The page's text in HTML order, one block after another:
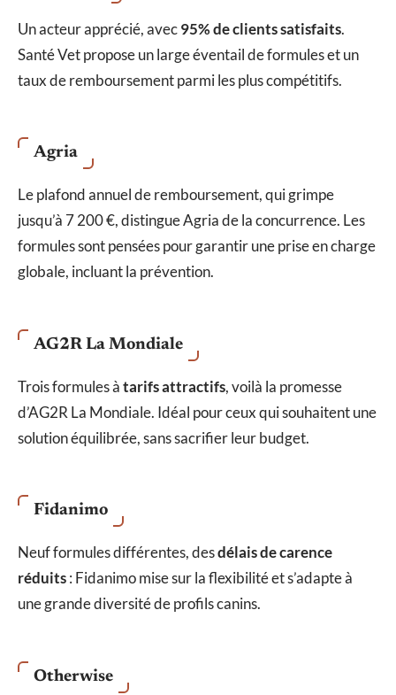
Un acteur apprécié, avec95% de clients satisfaits.
Santé Vet propose un large éventail de formules et un
taux de remboursement parmi les plus compétitifs.
Agria
Le plafond annuel de remboursement, qui grimpe
jusqu’à 7 200 €, distingue Agria de la concurrence. Les
formules sont pensées pour garantir une prise en charge
globale, incluant la prévention.
AG2R La Mondiale
Trois formules àtarifs attractifs, voilà la promesse
d’AG2R La Mondiale. Idéal pour ceux qui souhaitent une
solution équilibrée, sans sacrifier leur budget.
Fidanimo
Neuf formules différentes, desdélais de carence
réduits: Fidanimo mise sur la flexibilité et s’adapte à
une grande diversité de profils canins.
Otherwise